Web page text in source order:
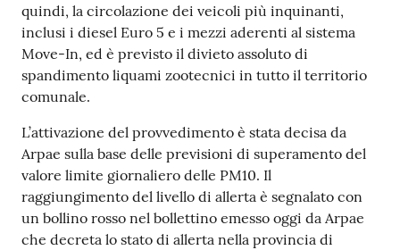
s
s
o
o
Tutti
gli
argomenti...
quindi, la circolazione dei veicoli più inquinanti,
inclusi i diesel Euro 5 e i mezzi aderenti al sistema
Move-In, ed è previsto il divieto assoluto di
spandimento liquami zootecnici in tutto il territorio
comunale.
L’attivazione del provvedimento è stata decisa da
Arpae sulla base delle previsioni di superamento del
valore limite giornaliero delle PM10. Il
raggiungimento del livello di allerta è segnalato con
un bollino rosso nel bollettino emesso oggi da Arpae
che decreta lo stato di allerta nella provincia di